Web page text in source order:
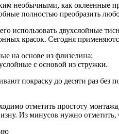
необычными, как оклеенные
полностью преобразить
использовать двухслойные
красок. Сегодня
на основе из флизелина;
с основой из стружки.
покраску до десяти раз без
отметить простоту
Из минусов нужно отметить,